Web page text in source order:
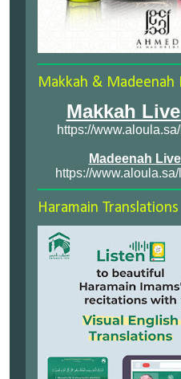
Makkah & Madeenah
Makkah
https://
Madeenah
https://
Haramain Translations